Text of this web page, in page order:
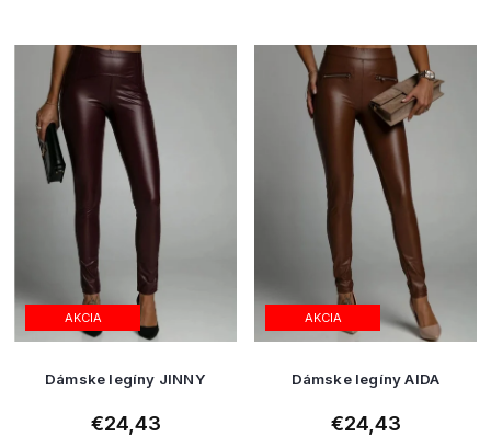
AKCIA
Dámske legíny JINNY
€24,43
AKCIA
Dámske legíny AIDA
€24,43